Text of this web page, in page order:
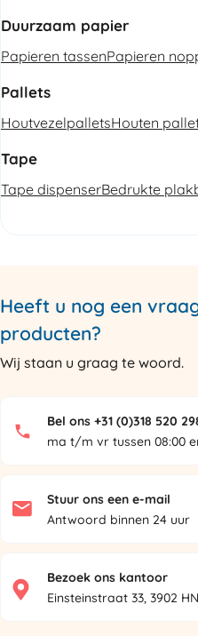
Duurzaam papier
Papieren tassenPapieren
Pallets
HoutvezelpalletsHouten
Tape
Tape dispenserBedrukte
Heeft u nog een
producten?
Wij staan u graag te woord.
Bel ons +31 (0)318 520
ma t/m vr tussen 08:00
Stuur ons een e-mail
Antwoord binnen 24 uur
Bezoek ons kantoor
Einsteinstraat 33, 3902